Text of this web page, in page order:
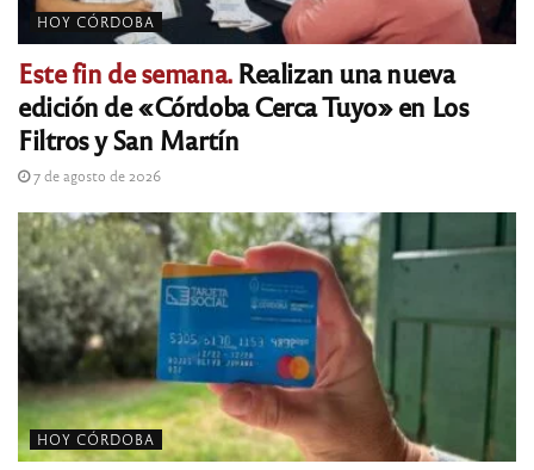
HOY CÓRDOBA
Este fin de semana.Realizan una nueva
edición de «Córdoba Cerca Tuyo» en Los
Filtros y San Martín
7 de agosto de 2026
HOY CÓRDOBA